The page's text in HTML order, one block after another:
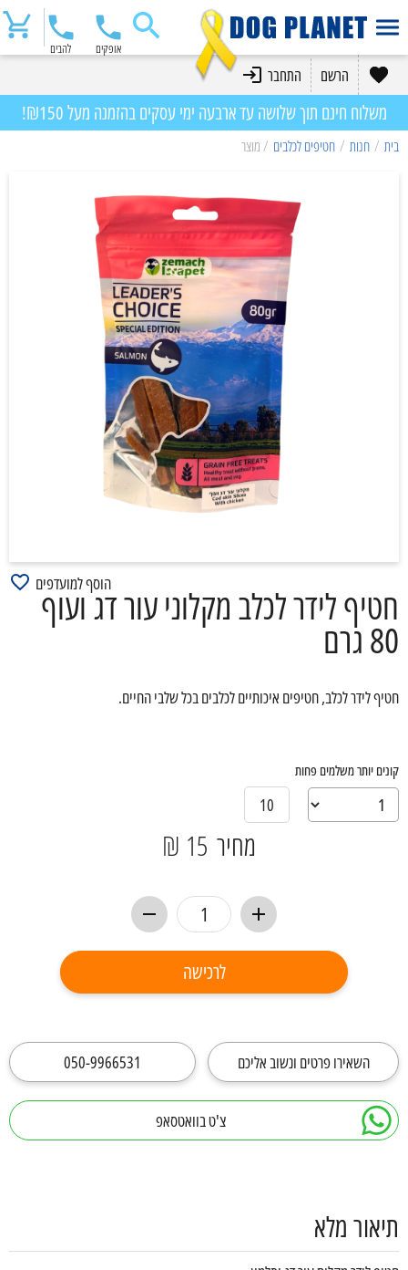
אופקים להבים
הרשם התחבר
משלוח חינם תוך שלושה עד ארבעה ימי עסקים בהזמנה מעל ₪150!
בית / חנות / חטיפים לכלבים / מוצר
חטיף לידר לכלב מקלוני עור דג ועוף
80 גרם
הוסף למועדפים
חטיף לידר לכלב, חטיפים איכותיים לכלבים בכל שלבי החיים.
קונים יותר משלמים פחות
10
מחיר 15 ₪
לרכישה
השאירו פרטים ונשוב אליכם 050-9966531
צ'ט בוואטסאפ
תיאור מלא